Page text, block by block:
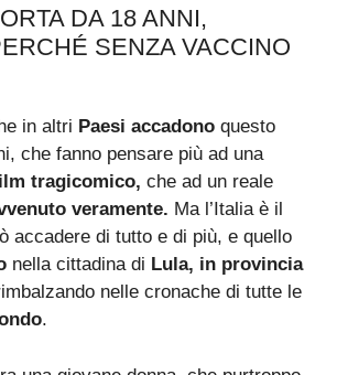
DA 18 ANNI,
SENZA VACCINO
in altri Paesi accadono questo
che fanno pensare più ad una
tragicomico, che ad un reale
veramente. Ma l’Italia è il
accadere di tutto e di più, e quello
nella cittadina di Lula, in provincia
nelle cronache di tutte le
.